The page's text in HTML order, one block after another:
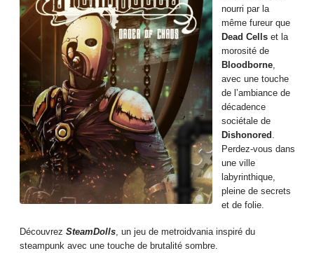
nourri par la
même fureur que
Dead Cells et la
morosité de
Bloodborne,
avec une touche
de l’ambiance de
décadence
sociétale de
Dishonored .
Perdez-vous dans
une ville
labyrinthique,
pleine de secrets
et de folie.
DécouvrezSteamDolls, un jeu de metroidvania inspiré du
steampunk avec une touche de brutalité sombre.